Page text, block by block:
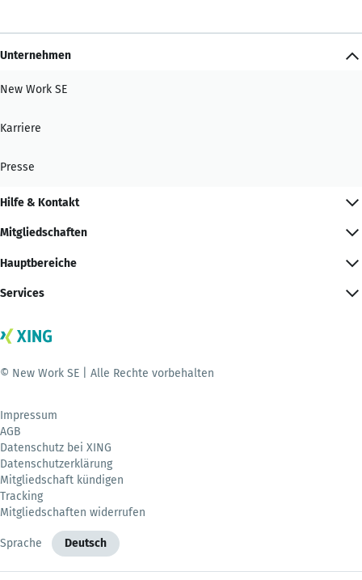
Unternehmen
New Work SE
Karriere
Presse
Hilfe & Kontakt
Mitgliedschaften
Hauptbereiche
Services
© New Work SE | Alle Rechte vorbehalten
Impressum
AGB
Datenschutz bei XING
Datenschutzerklärung
Mitgliedschaft kündigen
Tracking
Mitgliedschaften widerrufen
Sprache Deutsch